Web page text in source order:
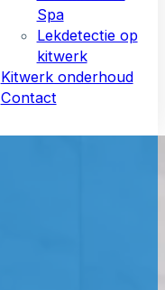
Spa
Lekdetectie op
kitwerk
Kitwerk onderhoud
Contact